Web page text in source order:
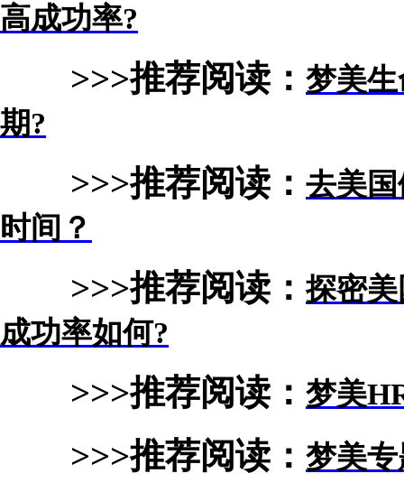
高成功率?
>>>推荐阅读： 梦美
期?
>>>推荐阅读： 去美
时间？
>>>推荐阅读：探密
成功率如何?
>>>推荐阅读： 梦美
>>>推荐阅读： 梦美